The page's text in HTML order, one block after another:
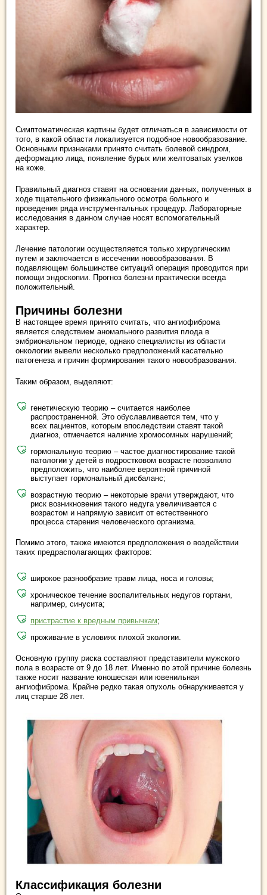
Симптоматическая картины будет отличаться в зависимости от
того, в какой области локализуется подобное новообразование.
Основными признаками принято считать болевой синдром,
деформацию лица, появление бурых или желтоватых узелков
на коже.
Правильный диагноз ставят на основании данных, полученных в
ходе тщательного физикального осмотра больного и
проведения ряда инструментальных процедур. Лабораторные
исследования в данном случае носят вспомогательный
характер.
Лечение патологии осуществляется только хирургическим
путем и заключается в иссечении новообразования. В
подавляющем большинстве ситуаций операция проводится при
помощи эндоскопии. Прогноз болезни практически всегда
положительный.
Причины болезни
В настоящее время принято считать, что ангиофиброма
является следствием аномального развития плода в
эмбриональном периоде, однако специалисты из области
онкологии вывели несколько предположений касательно
патогенеза и причин формирования такого новообразования.
Таким образом, выделяют:
генетическую теорию – считается наиболее
распространенной. Это обуславливается тем, что у
всех пациентов, которым впоследствии ставят такой
диагноз, отмечается наличие хромосомных нарушений;
гормональную теорию – частое диагностирование такой
патологии у детей в подростковом возрасте позволило
предположить, что наиболее вероятной причиной
выступает гормональный дисбаланс;
возрастную теорию – некоторые врачи утверждают, что
риск возникновения такого недуга увеличивается с
возрастом и напрямую зависит от естественного
процесса старения человеческого организма.
Помимо этого, также имеются предположения о воздействии
таких предрасполагающих факторов:
широкое разнообразие травм лица, носа и головы;
хроническое течение воспалительных недугов гортани,
например, синусита;
пристрастие к вредным привычкам;
проживание в условиях плохой экологии.
Основную группу риска составляют представители мужского
пола в возрасте от 9 до 18 лет. Именно по этой причине болезнь
также носит название юношеская или ювенильная
ангиофиброма. Крайне редко такая опухоль обнаруживается у
лиц старше 28 лет.
Классификация болезни